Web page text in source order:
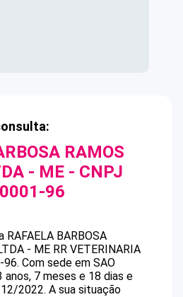
RAMOS
- ME - CNPJ
96
RAFAELA BARBOSA
- ME RR VETERINARIA
96. Com sede em SAO
anos, 7 meses e 18 dias e
2022. A sua situação